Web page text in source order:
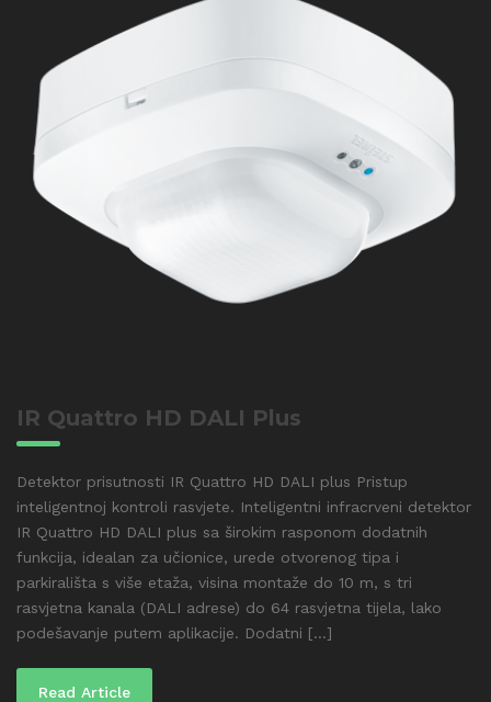
IR Quattro HD DALI Plus
Detektor prisutnosti IR Quattro HD DALI plus Pristup
inteligentnoj kontroli rasvjete. Inteligentni infracrveni detektor
IR Quattro HD DALI plus sa širokim rasponom dodatnih
funkcija, idealan za učionice, urede otvorenog tipa i
parkirališta s više etaža, visina montaže do 10 m, s tri
rasvjetna kanala (DALI adrese) do 64 rasvjetna tijela, lako
podešavanje putem aplikacije. Dodatni [...]
Read Article